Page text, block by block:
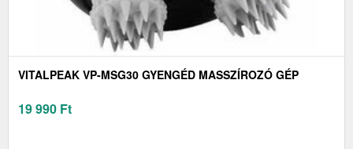
VITALPEAK VP-MSG30 GYENGÉD MASSZÍROZÓ GÉP
19 990 Ft